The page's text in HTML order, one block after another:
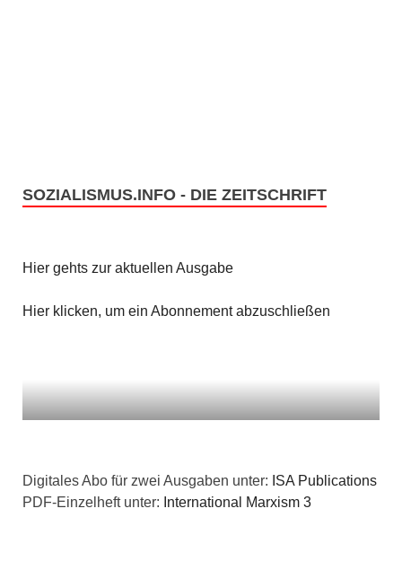
SOZIALISMUS.INFO - DIE ZEITSCHRIFT
Hier gehts zur aktuellen Ausgabe
Hier klicken, um ein Abonnement abzuschließen
Digitales Abo für zwei Ausgaben unter: ISA Publications
PDF-Einzelheft unter: International Marxism 3